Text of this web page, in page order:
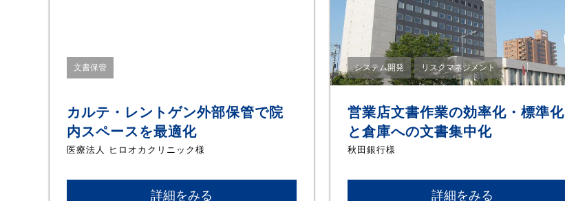
文書保管
カルテ・レントゲン外部保管で院
内スペースを最適化
医療法人 ヒロオカクリニック様
詳細をみる
システム開発 リスクマネジメント
営業店文書作業の効率化・標準化
と倉庫への文書集中化
秋田銀行様
詳細をみる